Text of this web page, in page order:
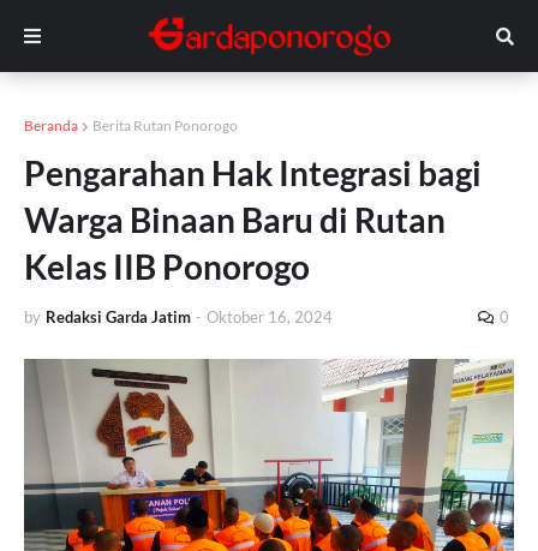
Beranda Berita Rutan Ponorogo
Pengarahan Hak Integrasi bagi
Warga Binaan Baru di Rutan
Kelas IIB Ponorogo
by Redaksi Garda Jatim - Oktober 16, 2024 0